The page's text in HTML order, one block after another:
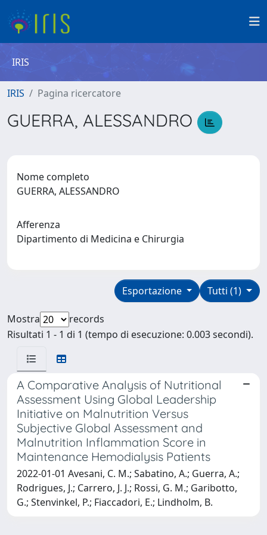
IRIS
IRIS Pagina ricercatore
GUERRA, ALESSANDRO
Nome completo
GUERRA, ALESSANDRO
Afferenza
Dipartimento di Medicina e Chirurgia
Tutti (1)
Esportazione
Mostra
records
Risultati 1 - 1 di 1 (tempo di esecuzione: 0.003 secondi).
A Comparative Analysis of Nutritional
Assessment Using Global Leadership
Initiative on Malnutrition Versus
Subjective Global Assessment and
Malnutrition Inflammation Score in
Maintenance Hemodialysis Patients
2022-01-01 Avesani, C. M.; Sabatino, A.; Guerra, A.;
Rodrigues, J.; Carrero, J. J.; Rossi, G. M.; Garibotto,
G.; Stenvinkel, P.; Fiaccadori, E.; Lindholm, B.